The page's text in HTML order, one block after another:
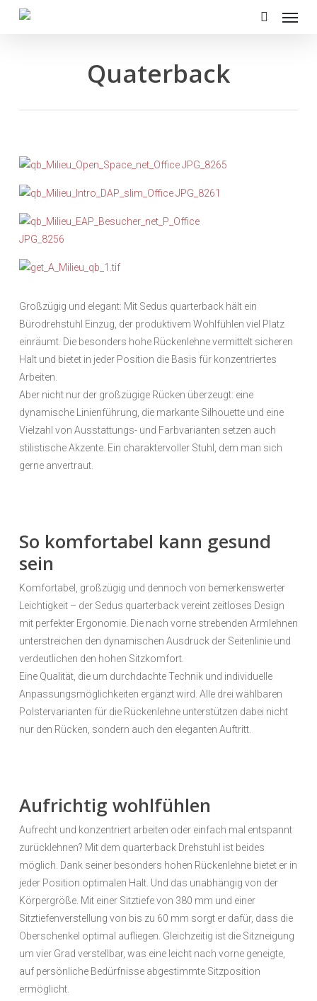
Quaterback
Großzügig und elegant: Mit Sedus quarterback hält ein
Bürodrehstuhl Einzug, der produktivem Wohlfühlen viel Platz
einräumt. Die besonders hohe Rückenlehne vermittelt sicheren
Halt und bietet in jeder Position die Basis für konzentriertes
Arbeiten.
Aber nicht nur der großzügige Rücken überzeugt: eine
dynamische Linienführung, die markante Silhouette und eine
Vielzahl von Ausstattungs- und Farbvarianten setzen auch
stilistische Akzente. Ein charaktervoller Stuhl, dem man sich
gerne anvertraut.
So komfortabel kann gesund
sein
Komfortabel, großzügig und dennoch von bemerkenswerter
Leichtigkeit – der Sedus quarterback vereint zeitloses Design
mit perfekter Ergonomie. Die nach vorne strebenden Armlehnen
unterstreichen den dynamischen Ausdruck der Seitenlinie und
verdeutlichen den hohen Sitzkomfort.
Eine Qualität, die um durchdachte Technik und individuelle
Anpassungsmöglichkeiten ergänzt wird. Alle drei wählbaren
Polstervarianten für die Rückenlehne unterstützen dabei nicht
nur den Rücken, sondern auch den eleganten Auftritt.
Aufrichtig wohlfühlen
Aufrecht und konzentriert arbeiten oder einfach mal entspannt
zurücklehnen? Mit dem quarterback Drehstuhl ist beides
möglich. Dank seiner besonders hohen Rückenlehne bietet er in
jeder Position optimalen Halt. Und das unabhängig von der
Körpergröße. Mit einer Sitztiefe von 380 mm und einer
Sitztiefenverstellung von bis zu 60 mm sorgt er dafür, dass die
Oberschenkel optimal aufliegen. Gleichzeitig ist die Sitzneigung
um vier Grad verstellbar, was eine leicht nach vorne geneigte,
auf persönliche Bedürfnisse abgestimmte Sitzposition
ermöglicht.